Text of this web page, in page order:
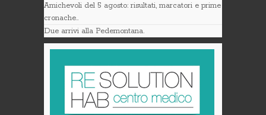
Amichevoli del 5 agosto: risultati, marcatori e prime
cronache..
Due arrivi alla Pedemontana.